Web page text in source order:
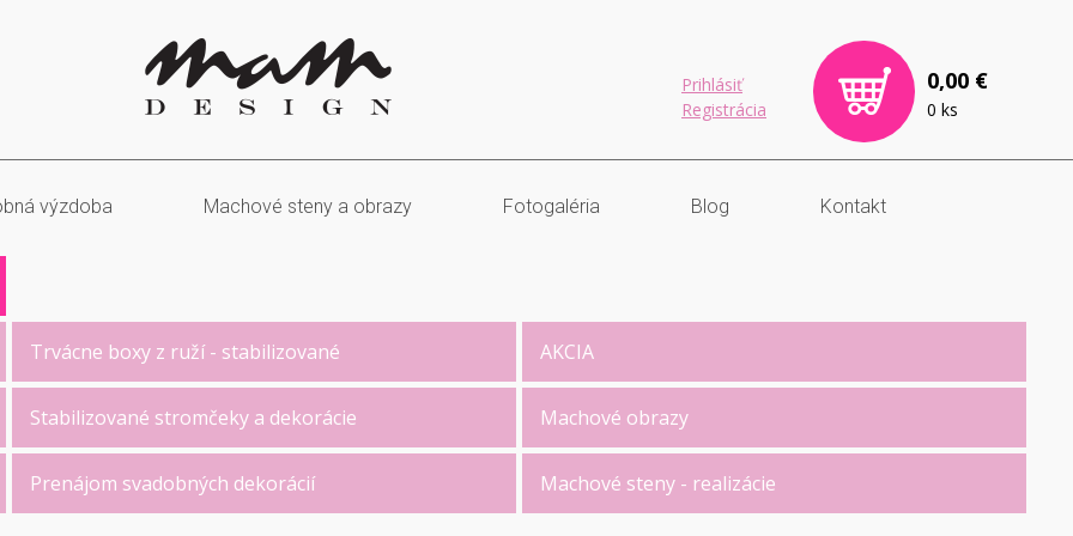
Prihlásiť
Registrácia
0,00 €
0 ks
Trvácne boxy z ruží - stabilizované AKCIA
Stabilizované stromčeky a dekorácie Machové obrazy
Prenájom svadobných dekorácií Machové steny - realizácie
výzdoba Machové steny a obrazy Fotogaléria Blog Kontakt